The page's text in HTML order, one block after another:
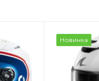
Новинка